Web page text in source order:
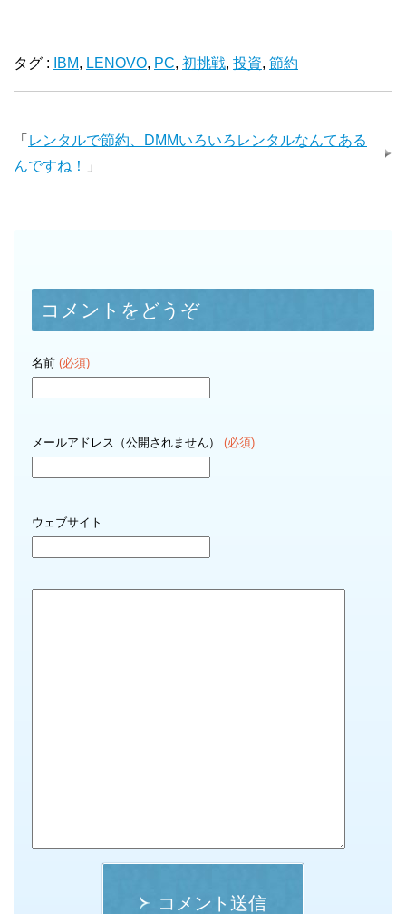
タグ : IBM, LENOVO, PC, 初挑戦, 投資, 節約
「 レンタルで節約、DMMいろいろレンタルなんてある
んですね！
」
コメントをどうぞ
名前 (必須)
メールアドレス（公開されません） (必須)
ウェブサイト
コメント送信